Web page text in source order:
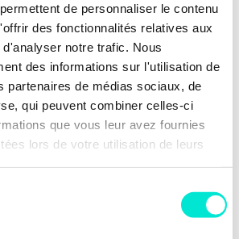
de personnaliser le contenu
des fonctionnalités relatives aux
notre trafic. Nous
des informations sur l'utilisation de
partenaires de médias sociaux, de
qui peuvent combiner celles-ci
que vous leur avez fournies
lors de votre utilisation de leurs